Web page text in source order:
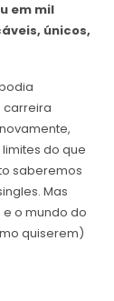
em mil
únicos,
carreira
do que
saberemos
Mas
o mundo do
quiserem)